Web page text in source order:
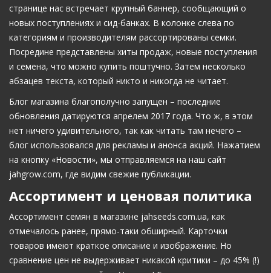
странице нас встречает крупный баннер, сообщающий о
новых поступлениях и сид-банках. В колонке слева по
категориям и производителям рассортированы семки.
Посредине представлены хиты продаж, новые поступления
и семена, что можно купить поштучно. Затем несколько
абзацев текста, который никто и никогда не читает.
Блог магазина благополучно запущен – последние
обновления датируются апрелем 2017 года. Что ж, в этом
нет ничего удивительного, так как читать там нечего –
блог использовался для рекламы и анонса акций. Нажатием
на кнопку «Новости», мы отправляемся на наш сайт
jahgrow.com, где видим свежие публикации.
Ассортимент и ценовая политика
Ассортимент семян в магазине jahseeds.com.ua, как
отмечалось ранее, прямо-таки обширный. Карточки
товаров имеют краткое описание и изображение. Но
сравнение цен не выдерживает никакой критики – до 45% (!)